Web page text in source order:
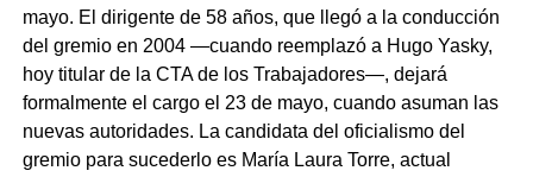
mayo. El dirigente de 58 años, que llegó a la conducción
del gremio en 2004 —cuando reemplazó a Hugo Yasky,
hoy titular de la CTA de los Trabajadores—, dejará
formalmente el cargo el 23 de mayo, cuando asuman las
nuevas autoridades. La candidata del oficialismo del
gremio para sucederlo es María Laura Torre, actual